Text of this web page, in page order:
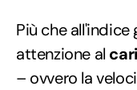
Più che
attenzione al
– ovvero la